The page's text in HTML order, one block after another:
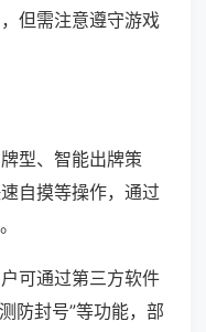
但需注意遵守游戏
型、智能出牌策
自摸等操作，通过
可通过第三方软件
防封号”等功能，部